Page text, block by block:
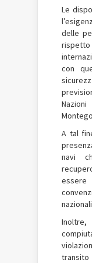
Le
delle
con
A tal
navi